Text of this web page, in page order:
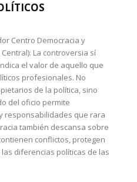
Centro Democracia y
La controversia sí
el valor de aquello que
profesionales. No
de la política, sino
del oficio permite
responsabilidades que rara
también descansa sobre
conflictos, protegen
diferencias políticas de las